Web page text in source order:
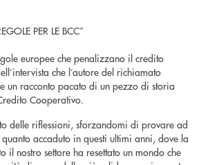
europee che penalizzano il credito
che l’autore del richiamato
un racconto pacato di un pezzo di storia
Cooperativo.
delle riflessioni, sforzandomi di provare ad
accaduto in questi ultimi anni, dove la
il nostro settore ha resettato un mondo che